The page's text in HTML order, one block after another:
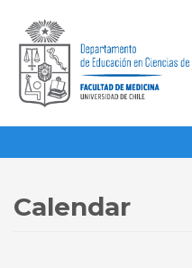
Calendar